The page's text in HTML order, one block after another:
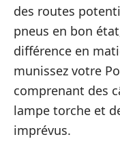
des routes
pneus en bon
différence en
munissez votre
comprenant des
lampe torche et
imprévus.